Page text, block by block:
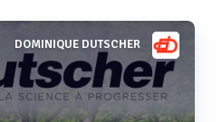
DOMINIQUE DUTSCHER